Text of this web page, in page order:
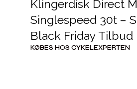
Klingerdisk Direct
Singlespeed 30t –
Black Friday Tilbud
KØBES HOS CYKELEXPERTEN